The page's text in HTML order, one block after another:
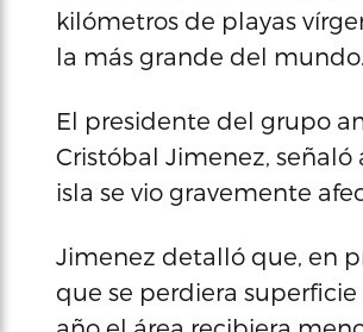
kilómetros de playas
la más grande del mundo.
El presidente del grupo
Cristóbal Jimenez,
isla se vio gravemente
Jimenez detalló que, en
que se perdiera